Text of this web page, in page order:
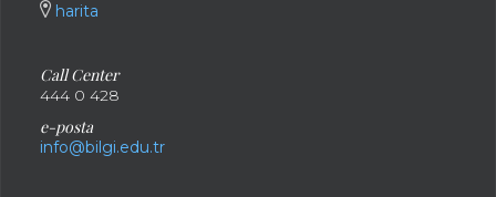
harita
Call Center
444 0 428
e-posta
info@bilgi.edu.tr